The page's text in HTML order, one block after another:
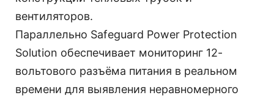
вентиляторов.
Параллельно Safeguard Power Protection
Solution обеспечивает мониторинг 12-
вольтового разъёма питания в реальном
времени для выявления неравномерного